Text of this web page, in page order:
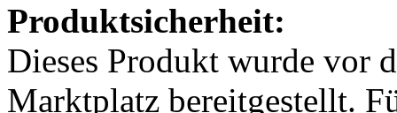
Produktsicherheit:
Dieses Produkt wurde vor
Marktplatz bereitgestellt.